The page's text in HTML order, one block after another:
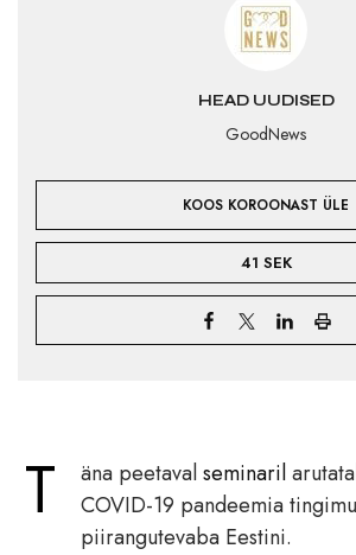
HEAD UUDISED
GoodNews
KOOS KOROONAST ÜLE
41 SEK
T äna peetavalseminaril
COVID-19 pandeemia
piirangutevaba Eestini.